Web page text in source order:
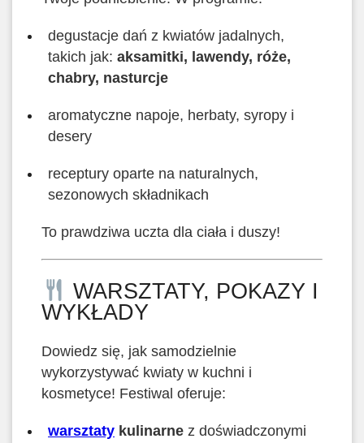
degustacje dań z kwiatów jadalnych,
takich jak: aksamitki, lawendy, róże,
chabry, nasturcje
aromatyczne napoje, herbaty, syropy i
desery
receptury oparte na naturalnych,
sezonowych składnikach
To prawdziwa uczta dla ciała i duszy!
WARSZTATY, POKAZY I
WYKŁADY
Dowiedz się, jak samodzielnie
wykorzystywać kwiaty w kuchni i
kosmetyce! Festiwal oferuje:
warsztaty kulinarne z doświadczonymi